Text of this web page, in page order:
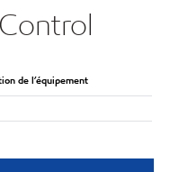
de l’équipement